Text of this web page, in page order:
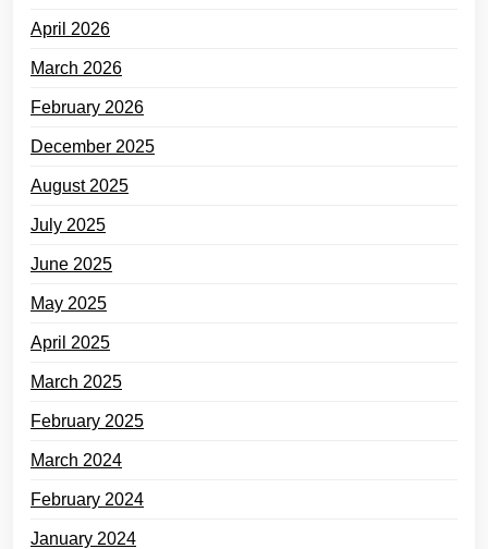
April 2026
March 2026
February 2026
December 2025
August 2025
July 2025
June 2025
May 2025
April 2025
March 2025
February 2025
March 2024
February 2024
January 2024